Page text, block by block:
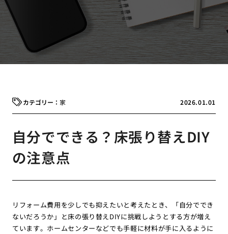
2026.01.01
家
自分でできる？床張り替えDIY
の注意点
リフォーム費用を少しでも抑えたいと考えたとき、「自分ででき
ないだろうか」と床の張り替えDIYに挑戦しようとする方が増え
ています。ホームセンターなどでも手軽に材料が手に入るように